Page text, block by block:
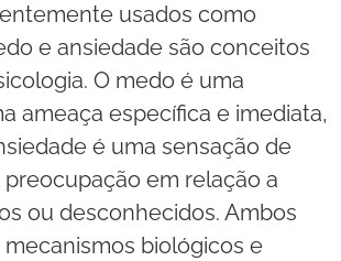
usados como
e ansiedade são conceitos
O medo é uma
ameaça específica e imediata,
é uma sensação de
em relação a
ou desconhecidos. Ambos
biológicos e